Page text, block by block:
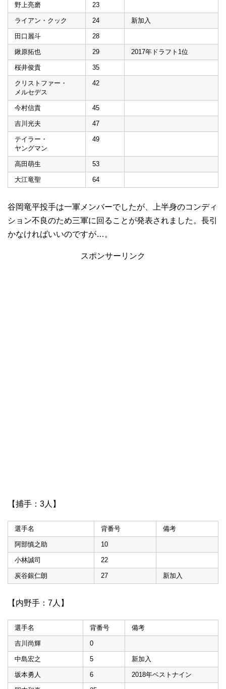
野上亮磨 23
ライアン・クック 24 新加入
田口麗斗 28
鍬原拓也 29 2017年ドラフト1位
桜井俊貴 35
クリストファー・
メルセデス
42
今村信貴 45
吉川光夫 47
テイラー・
ヤングマン
49
高田萌生 53
大江竜聖 64
谷岡竜平投手は一軍メンバーでしたが、上半身のコンディ
ション不良のため三軍に回ることが発表されました。長引
かなければいいのですが…。
スポンサーリンク
【捕手：3人】
選手名 背番号 備考
阿部慎之助 10
小林誠司 22
炭谷銀仁朗 27 新加入
【内野手：7人】
選手名 背番号 備考
吉川尚輝 0
中島宏之 5 新加入
坂本勇人 6 2018年ベストナイン